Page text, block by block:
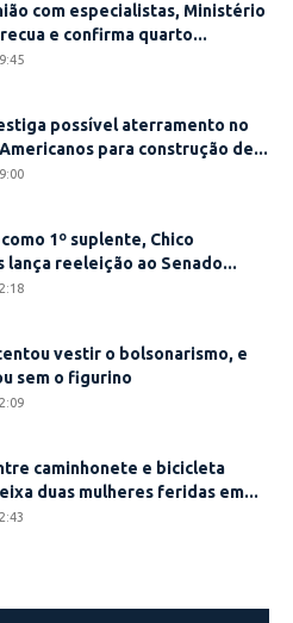
com especialistas, Ministério
e confirma quarto...
possível aterramento no
para construção de...
1º suplente, Chico
lança reeleição ao Senado...
vestir o bolsonarismo, e
sem o figurino
caminhonete e bicicleta
duas mulheres feridas em...